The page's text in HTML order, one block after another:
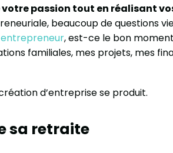
votre passion tout en réalisant
beaucoup de questions
, est-ce le bon
familiales, mes projets, mes
d’entreprise se produit.
sa retraite